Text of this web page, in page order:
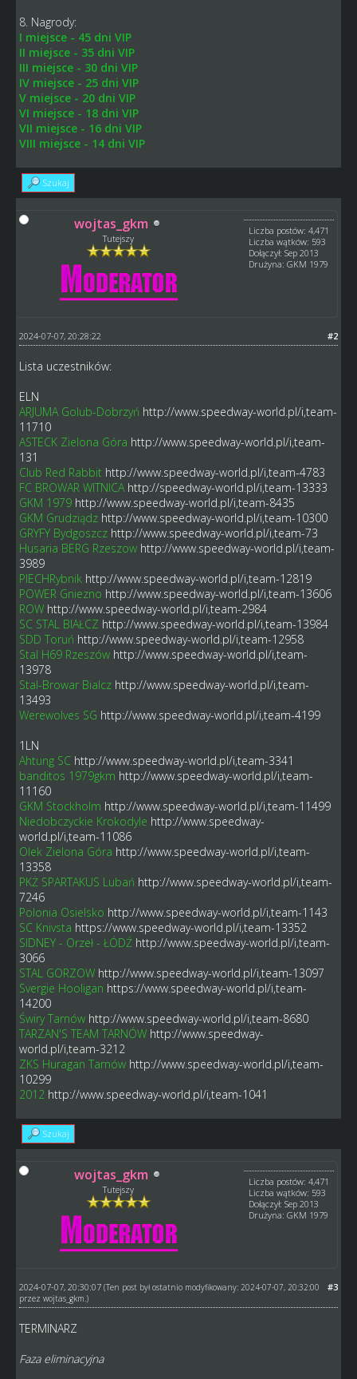
8. Nagrody:
I miejsce - 45 dni VIP
II miejsce - 35 dni VIP
III miejsce - 30 dni VIP
IV miejsce - 25 dni VIP
V miejsce - 20 dni VIP
VI miejsce - 18 dni VIP
VII miejsce - 16 dni VIP
VIII miejsce - 14 dni VIP
Szukaj
wojtas_gkm
Tutejszy
Liczba postów: 4,471
Liczba wątków: 593
Dołączył: Sep 2013
Drużyna: GKM 1979
#2
2024-07-07, 20:28:22
Lista uczestników:
ELN
ARJUMA Golub-Dobrzyń http://www.speedway-world.pl/i,team-
11710
ASTECK Zielona Góra http://www.speedway-world.pl/i,team-
131
Club Red Rabbit http://www.speedway-world.pl/i,team-4783
FC BROWAR WITNICA http://speedway-world.pl/i,team-13333
GKM 1979 http://www.speedway-world.pl/i,team-8435
GKM Grudziądz http://www.speedway-world.pl/i,team-10300
GRYFY Bydgoszcz http://www.speedway-world.pl/i,team-73
Husaria BERG Rzeszow http://www.speedway-world.pl/i,team-
3989
PIECHRybnik http://www.speedway-world.pl/i,team-12819
POWER Gniezno http://www.speedway-world.pl/i,team-13606
ROW http://www.speedway-world.pl/i,team-2984
SC STAL BIAŁCZ http://www.speedway-world.pl/i,team-13984
SDD Toruń http://www.speedway-world.pl/i,team-12958
Stal H69 Rzeszów http://www.speedway-world.pl/i,team-
13978
Stal-Browar Bialcz http://www.speedway-world.pl/i,team-
13493
Werewolves SG http://www.speedway-world.pl/i,team-4199
1LN
Ahtung SC http://www.speedway-world.pl/i,team-3341
banditos 1979gkm http://www.speedway-world.pl/i,team-
11160
GKM Stockholm http://www.speedway-world.pl/i,team-11499
Niedobczyckie Krokodyle http://www.speedway-
world.pl/i,team-11086
Olek Zielona Góra http://www.speedway-world.pl/i,team-
13358
PKŻ SPARTAKUS Lubań http://www.speedway-world.pl/i,team-
7246
Polonia Osielsko http://www.speedway-world.pl/i,team-1143
SC Knivsta https://www.speedway-world.pl/i,team-13352
SIDNEY - Orzeł - ŁÓDŹ http://www.speedway-world.pl/i,team-
3066
STAL GORZOW http://www.speedway-world.pl/i,team-13097
Svergie Hooligan https://www.speedway-world.pl/i,team-
14200
Świry Tarnów http://www.speedway-world.pl/i,team-8680
TARZAN'S TEAM TARNÓW http://www.speedway-
world.pl/i,team-3212
ZKS Huragan Tarnów http://www.speedway-world.pl/i,team-
10299
2012 http://www.speedway-world.pl/i,team-1041
Szukaj
wojtas_gkm
Tutejszy
Liczba postów: 4,471
Liczba wątków: 593
Dołączył: Sep 2013
Drużyna: GKM 1979
#3
2024-07-07, 20:30:07 (Ten post był ostatnio modyfikowany: 2024-07-07, 20:32:00
przez wojtas_gkm .)
TERMINARZ
Faza eliminacyjna